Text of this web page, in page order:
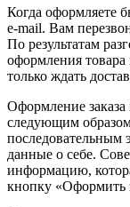
Когда оформляете
e-mail. Вам
По результатам
оформления
только ждать
Оформление
следующим
последовательным
данные о себе.
информацию,
кнопку «Оформить